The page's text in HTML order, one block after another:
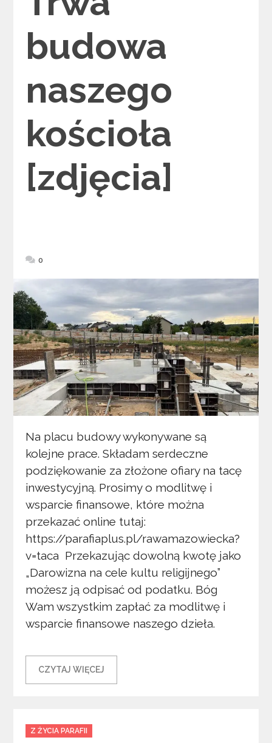
budowa
naszego
kościoła
[zdjęcia]
0
Na placu budowy wykonywane są
kolejne prace. Składam serdeczne
podziękowanie za złożone ofiary na tacę
inwestycyjną. Prosimy o modlitwę i
wsparcie finansowe, które można
przekazać online tutaj:
https://parafiaplus.pl/rawamazowiecka?
v=taca Przekazując dowolną kwotę jako
„Darowizna na cele kultu religijnego”
możesz ją odpisać od podatku. Bóg
Wam wszystkim zapłać za modlitwę i
wsparcie finansowe naszego dzieła.
CZYTAJ WIĘCEJ
Categories
Z ŻYCIA PARAFII